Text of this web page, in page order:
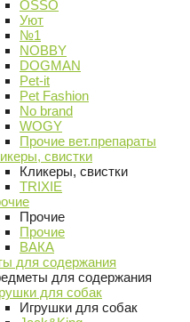
OSSO
Уют
№1
NOBBY
DOGMAN
Pet-it
Pet Fashion
No brand
WOGY
Прочие вет.препараты
свистки
Кликеры, свистки
TRIXIE
Прочие
Прочие
ВАКА
для содержания
для содержания
для собак
Игрушки для собак